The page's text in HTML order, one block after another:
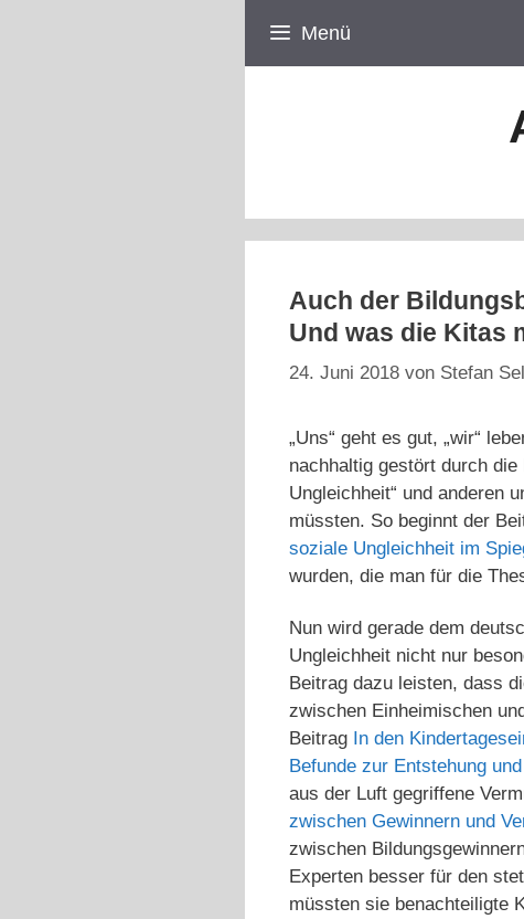
Menü
Auch der
Und was die Kitas
24. Juni 2018 von Stefan
„Uns“ geht es gut, „wir“
nachhaltig gestört durch die
Ungleichheit“ und anderen
müssten. So beginnt der
soziale Ungleichheit im
wurden, die man für die
Nun wird gerade dem
Ungleichheit nicht nur
Beitrag dazu leisten, dass
zwischen Einheimischen
Beitrag In den
Befunde zur Entstehung
aus der Luft gegriffene
zwischen Gewinnern und
zwischen
Experten besser für den
müssten sie benachteiligte